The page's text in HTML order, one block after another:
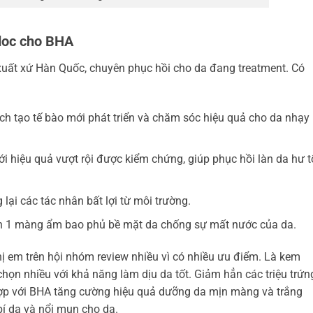
cho BHA
xứ Hàn Quốc, chuyên phục hồi cho da đang treatment. Có
tạo tế bào mới phát triển và chăm sóc hiệu quả cho da nhạy
hiệu quả vượt rội được kiểm chứng, giúp phục hồi làn da hư
lại các tác nhân bất lợi từ môi trường.
1 màng ẩm bao phủ bề mặt da chống sự mất nước của da.
trên hội nhóm review nhiều vì có nhiều ưu điểm. Là kem
nhiều với khả năng làm dịu da tốt. Giảm hẳn các triệu
với BHA tăng cường hiệu quả dưỡng da mịn màng và trắng
da và nổi mụn cho da.